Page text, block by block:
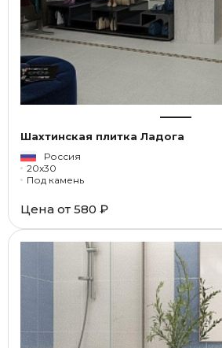
Шахтинская плитка Ладога
Россия
20x30
Под камень
Цена от 580 ₽